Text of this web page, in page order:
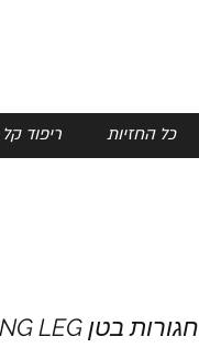
כל החזיות ריפוד קל
חגורות בטן LONG LEG זוג